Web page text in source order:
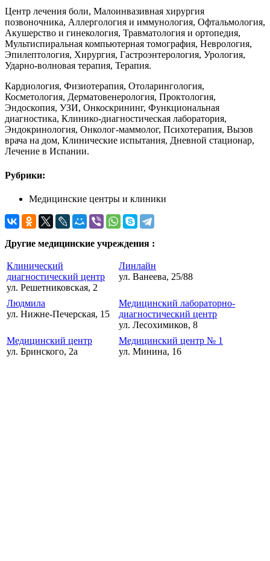
Центр лечения боли, Малоинвазивная хирургия
позвоночника, Аллергология и иммунология, Офтальмология,
Акушерство и гинекология, Травматология и ортопедия,
Мультиспиральная компьютерная томография, Неврология,
Эпилептология, Хирургия, Гастроэнтерология, Урология,
Ударно-волновая терапия, Терапия.
Кардиология, Физиотерапия, Отоларингология,
Косметология, Дерматовенерология, Проктология,
Эндоскопия, УЗИ, Онкоскрининг, Функциональная
диагностика, Клинико-диагностическая лаборатория,
Эндокринология, Онколог-маммолог, Психотерапия, Вызов
врача на дом, Клинические испытания, Дневной стационар,
Лечение в Испании.
Рубрики:
Медицинские центры и клиники
Другие медицинские учреждения :
Клинический
диагностический центр
ул. Решетниковская, 2
Линлайн
ул. Ванеева, 25/88
Людмила
ул. Нижне-Печерская, 15
Медицинский лабораторно-
диагностический центр
ул. Лесохимиков, 8
Медицинский центр
ул. Бринского, 2а
Медицинский центр № 1
ул. Минина, 16